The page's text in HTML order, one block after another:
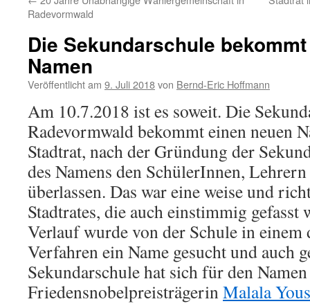
Radevormwald
Die Sekundarschule
Namen
Veröffentlicht am 9. Juli 2018von Bernd-Eric Hoffmann
Am 10.7.2018 ist es soweit. Die
Radevormwald bekommt einen neuen
Stadtrat, nach der Gründung der
des Namens den SchülerInnen,
überlassen. Das war eine weise und
Stadtrates, die auch einstimmig gefasst
Verlauf wurde von der Schule in einem
Verfahren ein Name gesucht und auch
Sekundarschule hat sich für den
FriedensnobelpreisträgerinMalala